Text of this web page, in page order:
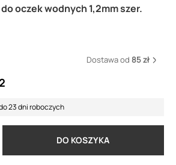
oczek wodnych 1,2mm szer.
Dostawa od 85 zł
23 dni roboczych
DO KOSZYKA